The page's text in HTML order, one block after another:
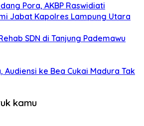
Pora, AKBP Raswidiati
Jabat Kapolres Lampung Utara
SDN di Tanjung Pademawu
Audiensi ke Bea Cukai Madura Tak
kamu